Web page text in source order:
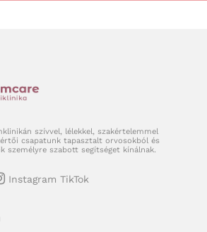
szívvel, lélekkel, szakértelemmel
csapatunk tapasztalt orvosokból és
személyre szabott segítséget kínálnak.
Instagram TikTok